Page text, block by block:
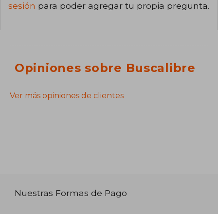
sesión para poder agregar tu propia pregunta.
Opiniones sobre Buscalibre
Ver más opiniones de clientes
Nuestras Formas de Pago